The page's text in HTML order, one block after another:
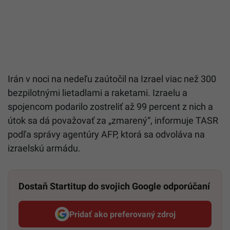
Irán v noci na nedeľu zaútočil na Izrael viac než 300
bezpilotnými lietadlami a raketami. Izraelu a
spojencom podarilo zostreliť až 99 percent z nich a
útok sa dá považovať za „zmarený“, informuje TASR
podľa správy agentúry AFP, ktorá sa odvoláva na
izraelskú armádu.
Dostaň Startitup do svojich Google odporúčaní
Pridať ako preferovaný zdroj
Startitup, odkaz sa otvorí v